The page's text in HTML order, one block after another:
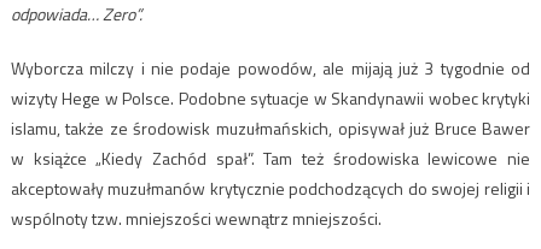
odpowiada… Zero”.
Wyborcza milczy i nie podaje powodów, ale mijają już 3 tygodnie od
wizyty Hege w Polsce. Podobne sytuacje w Skandynawii wobec krytyki
islamu, także ze środowisk muzułmańskich, opisywał już Bruce Bawer
w książce „Kiedy Zachód spał”. Tam też środowiska lewicowe nie
akceptowały muzułmanów krytycznie podchodzących do swojej religii i
wspólnoty tzw. mniejszości wewnątrz mniejszości.